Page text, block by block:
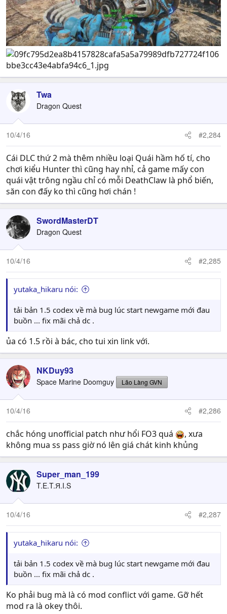
Twa
Dragon Quest
10/4/16 #2,284
Cái DLC thứ 2 mà thêm nhiều loại Quái hầm hố tí, cho
chơi kiểu Hunter thì cũng hay nhỉ, cả game mấy con
quái vật trông ngầu chỉ có mỗi DeathClaw là phổ biến,
săn con đấy ko thì cũng hơi chán !
SwordMasterDT
Dragon Quest
10/4/16 #2,285
yutaka_hikaru nói:
tải bản 1.5 codex về mà bug lúc start newgame mới đau
buồn ... fix mãi chả dc .
ủa có 1.5 rồi à bác, cho tui xin link với.
NKDuy93
Space Marine Doomguy Lão Làng GVN
10/4/16 #2,286
chắc hóng unofficial patch như hổi FO3 quá
, xưa
không mua ss pass giờ nó lên giá chát kinh khủng
Super_man_199
T.E.T.Я.I.S
10/4/16 #2,287
yutaka_hikaru nói:
tải bản 1.5 codex về mà bug lúc start newgame mới đau
buồn ... fix mãi chả dc .
Ko phải bug mà là có mod conflict với game. Gỡ hết
mod ra là okey thôi.